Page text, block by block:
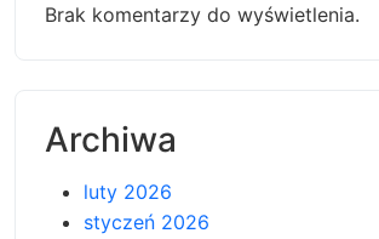
Brak komentarzy do wyświetlenia.
Archiwa
luty 2026
styczeń 2026